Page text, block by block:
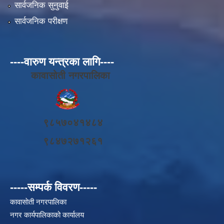
सार्वजनिक सुनुवाई
सार्वजनिक परीक्षण
----वारुण यन्त्रका लागि----
कावासोती नगरपालिका
९८५७०४१४८४
९८४७२७१२६१
-----सम्पर्क विवरण-----
कावासाेती नगरपालिका
नगर कार्यपालिकाको कार्यालय